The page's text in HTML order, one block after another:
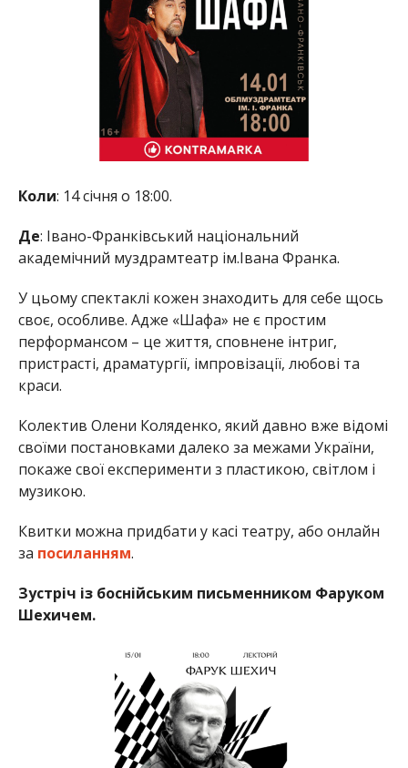
Коли: 14 січня о 18:00.
Де: Івано-Франківський національний
академічний муздрамтеатр ім.Івана Франка.
У цьому спектаклі кожен знаходить для себе щось
своє, особливе. Адже «Шафа» не є простим
перформансом – це життя, сповнене інтриг,
пристрасті, драматургії, імпровізації, любові та
краси.
Колектив Олени Коляденко, який давно вже відомі
своїми постановками далеко за межами України,
покаже свої експерименти з пластикою, світлом і
музикою.
Квитки можна придбати у касі театру, або онлайн
за посиланням.
Зустріч із боснійським письменником Фаруком
Шехичем.